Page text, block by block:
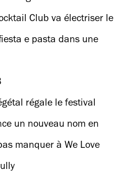
Club va électriser le
e pasta dans une
régale le festival
un nouveau nom en
son édition 2024
manquer à We Love